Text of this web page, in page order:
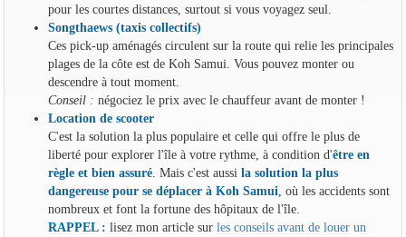
pour les courtes distances, surtout si vous voyagez seul.
Songthaews (taxis collectifs)
Ces pick-up aménagés circulent sur la route qui relie les principales
plages de la côte est de Koh Samui. Vous pouvez monter ou
descendre à tout moment.
Conseil : négociez le prix avec le chauffeur avant de monter !
Location de scooter
C'est la solution la plus populaire et celle qui offre le plus de
liberté pour explorer l'île à votre rythme, à condition d'être en
règle et bien assuré. Mais c'est aussi la solution la plus
dangereuse pour se déplacer à Koh Samui , où les accidents sont
nombreux et font la fortune des hôpitaux de l'île.
RAPPEL : lisez mon article sur les conseils avant de louer un